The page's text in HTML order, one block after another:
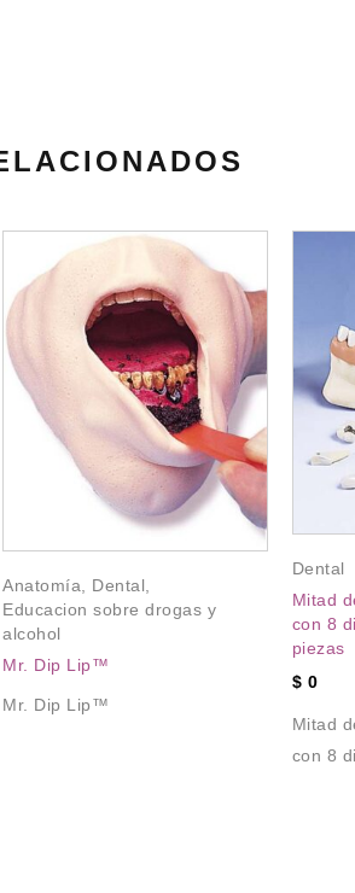
Anatomía Dental
Educacion sobre drogas y
alcohol
Mr. Dip Lip™
Mr. Dip Lip™
Dental
Mitad
con 8
piezas
$ 0
Mitad
con 8